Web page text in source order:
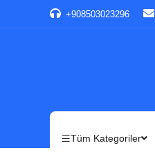
+908503023296
Tüm Kategoriler